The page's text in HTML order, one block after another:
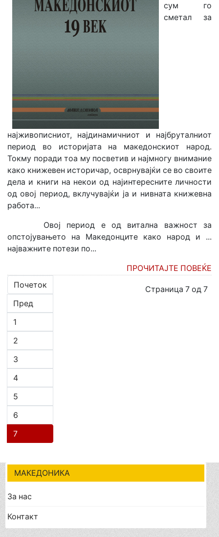
сум го
сметал за
најживописниот, најдинамичниот и најбруталниот
период во историјата на македонскиот народ.
Токму поради тоа му посветив и најмногу внимание
како книжевен историчар, осврнувајќи се во своите
дела и книги на некои од најинтересните личности
од овој период, вклучувајќи ја и нивната книжевна
работа...
Овој период е од витална важност за
опстојувањето на Македонците како народ и ...
најважните потези по...
ПРОЧИТАЈТЕ ПОВЕЌЕ
Страница 7 од 7
Почеток
Пред
1
2
3
4
5
6
7
МАКЕДОНИКА
За нас
Контакт